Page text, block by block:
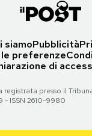
siamoPubblicità
preferenze
di
registrata presso il
ISSN 2610-9980